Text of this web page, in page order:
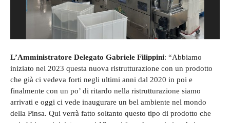
L’Amministratore Delegato Gabriele Filippini: “Abbiamo
iniziato nel 2023 questa nuova ristrutturazione con un prodotto
che già ci vedeva forti negli ultimi anni dal 2020 in poi e
finalmente con un po’ di ritardo nella ristrutturazione siamo
arrivati e oggi ci vede inaugurare un bel ambiente nel mondo
della Pinsa. Qui verrà fatto soltanto questo tipo di prodotto che